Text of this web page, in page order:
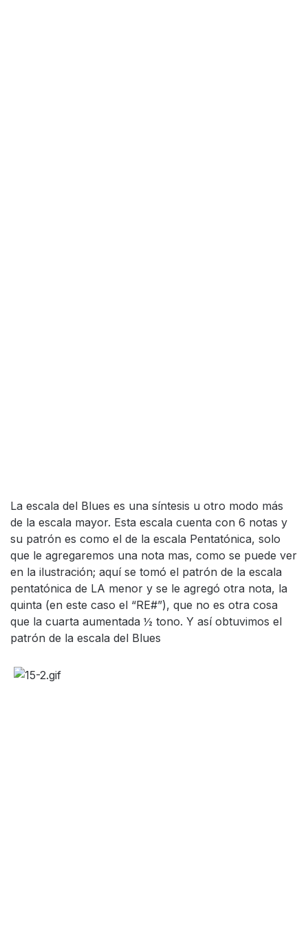
La escala del Blues es una síntesis u otro modo más
de la escala mayor. Esta escala cuenta con 6 notas y
su patrón es como el de la escala Pentatónica, solo
que le agregaremos una nota mas, como se puede ver
en la ilustración; aquí se tomó el patrón de la escala
pentatónica de LA menor y se le agregó otra nota, la
quinta (en este caso el “RE#”), que no es otra cosa
que la cuarta aumentada ½ tono. Y así obtuvimos el
patrón de la escala del Blues